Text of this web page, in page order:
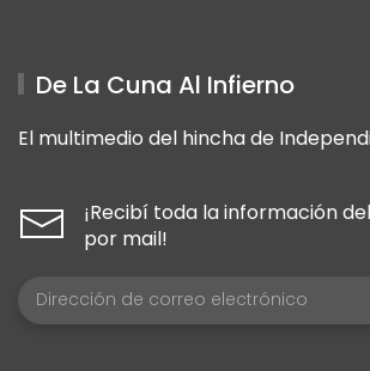
De La Cuna Al Infierno
El multimedio del hincha de
¡Recibí toda la información
por mail!